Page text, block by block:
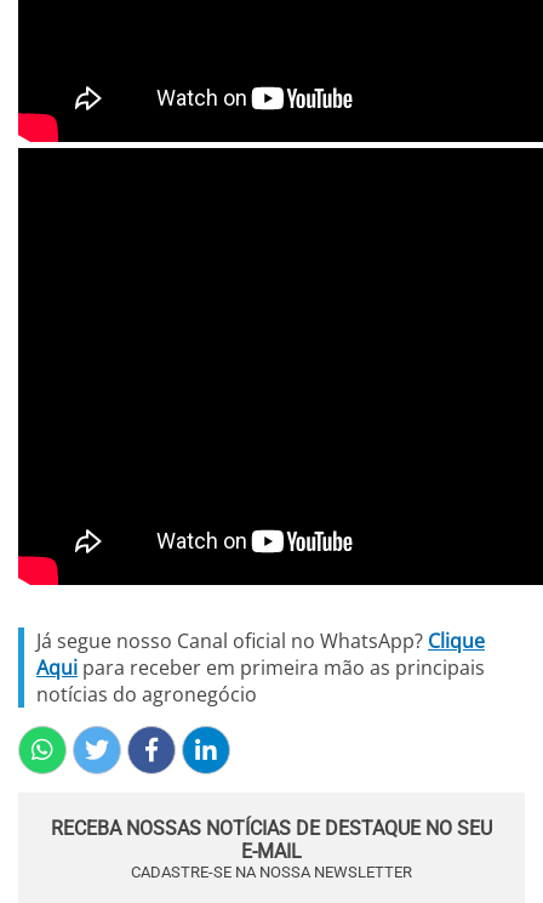
Já segue nosso Canal oficial no WhatsApp? Clique
Aqui para receber em primeira mão as principais
notícias do agronegócio
RECEBA NOSSAS NOTÍCIAS DE DESTAQUE NO SEU
E-MAIL
CADASTRE-SE NA NOSSA NEWSLETTER